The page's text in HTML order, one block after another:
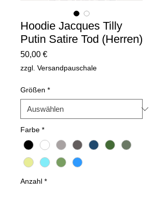
Hoodie Jacques Tilly
Putin Satire Tod (Herren)
50,00 €Preis
zzgl. Versandpauschale
Größen *
Farbe *
Anzahl *